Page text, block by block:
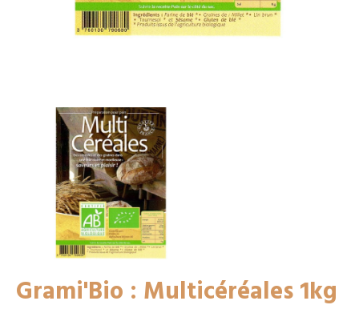
Grami'Bio : Multicéréales 1kg